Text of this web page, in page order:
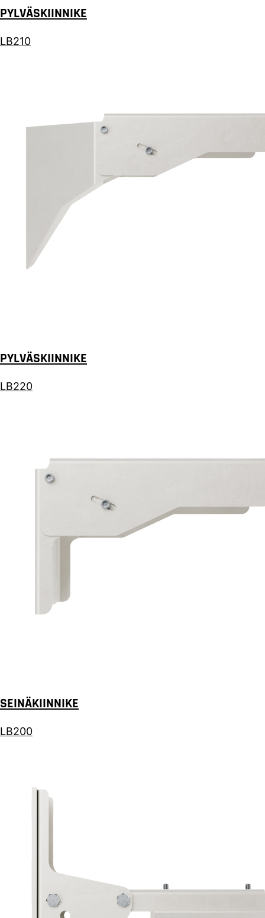
PYLVÄSKIINNIKE
LB210
PYLVÄSKIINNIKE
LB220
SEINÄKIINNIKE
LB200